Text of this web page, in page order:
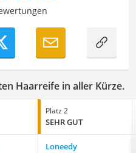
Haarreife in aller Kürze.
Platz 2
SEHR GUT
Loneedy